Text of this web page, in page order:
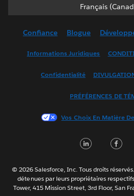
Français
Français
English
Français
한국어
Português
ไทย
简体中文
Confiance Blogue
Informations Juridiques
Confidentialité
PRÉFÉRENCES DE
Vos Choix En Matière
© 2026 Salesforce, Inc. Tous droits
détenues par leurs propriétaires
Tower, 415 Mission Street, 3rd Floor, San